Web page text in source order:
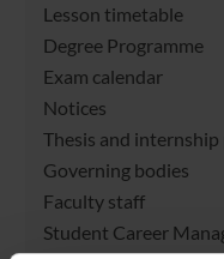
Lesson timetable
Degree Programme
Exam calendar
Notices
Thesis and internship
Governing bodies
Faculty staff
Student Career